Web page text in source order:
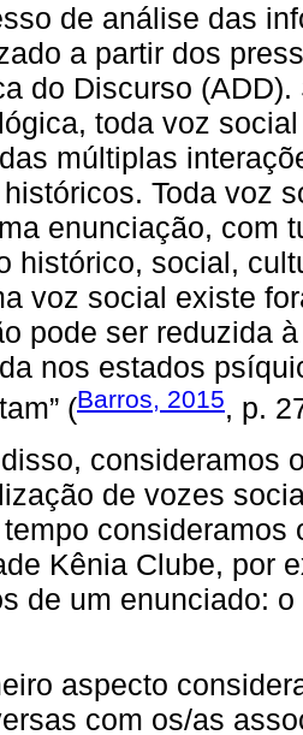
de análise das
a partir dos
do Discurso
toda voz
múltiplas
Toda voz
enunciação, com
histórico, social,
voz social existe
pode ser reduzida
nos estados
(Barros, 2015, p.
consideramos
de vozes
Kênia Clube, por
de um enunciado:
aspecto
com os/as